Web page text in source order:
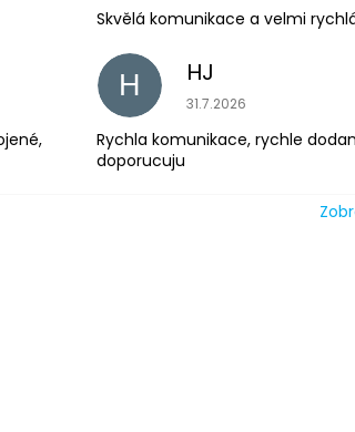
Skvělá komunikace a velmi
H HJ
Hodnocení obchodu
31.7.2026
Rychla komunikace, rychle
doporucuju